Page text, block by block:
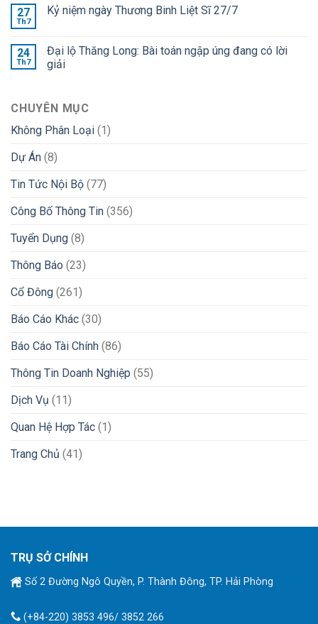
27
Th7
Kỷ niệm ngày Thương Binh Liệt Sĩ 27/7
24
Th7
Đại lộ Thăng Long: Bài toán ngập úng đang có lời
giải
CHUYÊN MỤC
Không Phân Loại (1)
Dự Án (8)
Tin Tức Nội Bộ (77)
Công Bố Thông Tin (356)
Tuyển Dụng (8)
Thông Báo (23)
Cổ Đông (261)
Báo Cáo Khác (30)
Báo Cáo Tài Chính (86)
Thông Tin Doanh Nghiệp (55)
Dịch Vụ (11)
Quan Hệ Hợp Tác (1)
Trang Chủ (41)
TRỤ SỞ CHÍNH
Số 2 Đường Ngô Quyền, P. Thành Đông, TP. Hải Phòng
(+84-220) 3853 496/ 3852 266